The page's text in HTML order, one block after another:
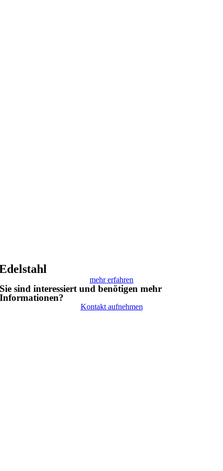
mehr erfahren
Sie sind interessiert und benötigen mehr
Informationen?
Kontakt aufnehmen